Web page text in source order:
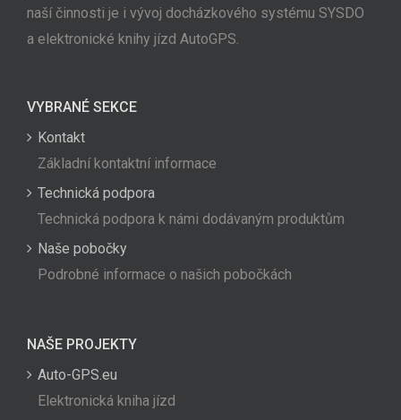
naší činnosti je i vývoj docházkového systému SYSDO
a elektronické knihy jízd AutoGPS.
VYBRANÉ SEKCE
Kontakt
Základní kontaktní informace
Technická podpora
Technická podpora k námi dodávaným produktům
Naše pobočky
Podrobné informace o našich pobočkách
NAŠE PROJEKTY
Auto-GPS.eu
Elektronická kniha jízd